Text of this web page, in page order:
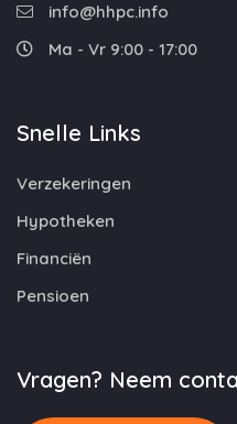
info@hhpc.info
Ma - Vr 9:00 - 17:00
Snelle Links
Verzekeringen
Hypotheken
Financiën
Pensioen
Vragen? Neem